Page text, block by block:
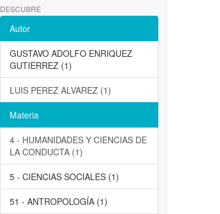
DESCUBRE
Autor
GUSTAVO ADOLFO ENRIQUEZ
GUTIERREZ (1)
LUIS PEREZ ALVAREZ (1)
Materia
4 - HUMANIDADES Y CIENCIAS DE
LA CONDUCTA (1)
5 - CIENCIAS SOCIALES (1)
51 - ANTROPOLOGÍA (1)